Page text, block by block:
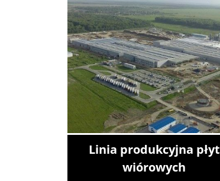
Linia produkcyjna płyt
wiórowych